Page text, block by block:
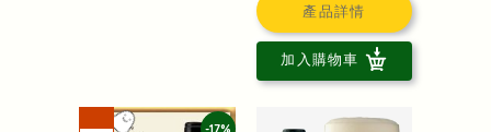
產品詳情
加入購物車
-17%